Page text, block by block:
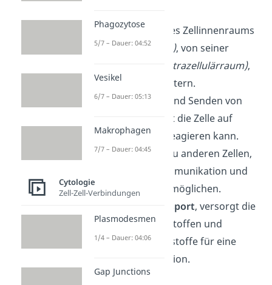
Abgrenzung
des Zellinnenraums
(inneres Milieu), von seiner
(Extrazellulärraum),
um Stoffe zu filtern.
Übertragung
und Senden von
Signalen, damit die Zelle auf
äußere Reize reagieren kann.
Verknüpfung
zu anderen Zellen,
um die Zellkommunikation und
Stabilität zu ermöglichen.
Membrantransport, versorgt die
Zelle mit Nährstoffen und
entfernt Abfallstoffe für eine
optimale Funktion.
Phagozytose
5/7 – Dauer: 04:52
Vesikel
6/7 – Dauer: 05:13
Makrophagen
7/7 – Dauer: 04:45
Cytologie
Zell-Zell-Verbindungen
Plasmodesmen
1/4 – Dauer: 04:06
Gap Junctions